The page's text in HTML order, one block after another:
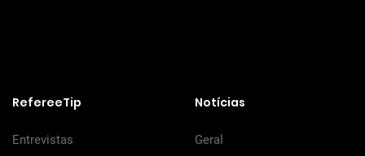
RefereeTip
Entrevistas
Notícias
Geral